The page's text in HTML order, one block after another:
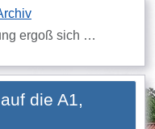
ergoß sich …
die A1,